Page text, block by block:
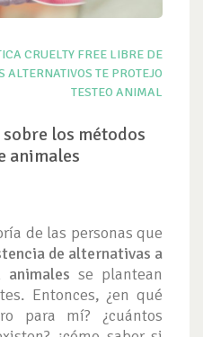
CRUELTY FREE LIBRE DE
ALTERNATIVOS TE PROTEJO
TESTEO ANIMAL
los métodos
animales
de las personas que
de alternativas a
se plantean
Entonces, ¿en qué
para mí? ¿cuántos